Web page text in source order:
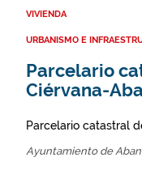
VIVIENDA
URBANISMO E
Parcelario
Ciérvana-
Parcelario catastral
Ayuntamiento de